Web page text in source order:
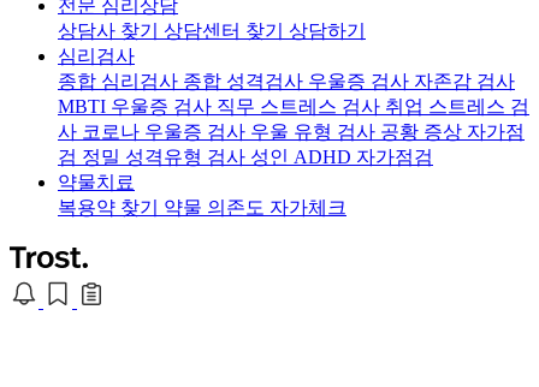
전문 심리상담
상담사 찾기 상담센터 찾기 상담하기
심리검사
종합 심리검사 종합 성격검사 우울증 검사 자존감 검사
MBTI 우울증 검사 직무 스트레스 검사 취업 스트레스 검
사 코로나 우울증 검사 우울 유형 검사 공황 증상 자가점
검 정밀 성격유형 검사 성인 ADHD 자가점검
약물치료
복용약 찾기 약물 의존도 자가체크